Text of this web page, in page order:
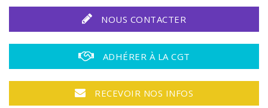
NOUS CONTACTER
ADHÉRER À LA CGT
RECEVOIR NOS INFOS